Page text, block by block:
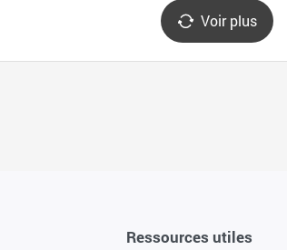
Voir plus
Ressources utiles